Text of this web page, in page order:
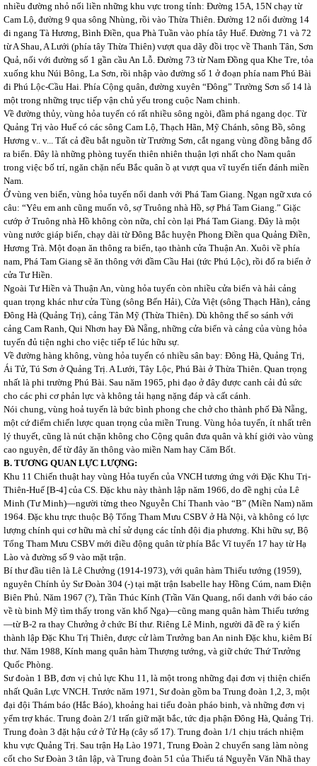
nhiều đường nhỏ nối liền những khu vực trong tỉnh: Đường 15A, 15N chạy từ
Cam Lộ, đường 9 qua sông Nhùng, rồi vào Thừa Thiên. Đường 12 nối đường 14
đi ngang Tà Hương, Bình Điền, qua Phà Tuần vào phía tây Huế. Đường 71 và 72
từ A Shau, A Lưới (phía tây Thừa Thiên) vượt qua dãy đồi trọc về Thanh Tân, Sơn
Quả, nối với đường số 1 gần cầu An Lỗ. Đường 73 từ Nam Đồng qua Khe Tre, tỏa
xuống khu Núi Bông, La Sơn, rồi nhập vào đường số 1 ở đoạn phía nam Phú Bài
đi Phú Lộc-Cầu Hai. Phía Cộng quân, đường xuyên “Đông” Trường Sơn số 14 là
một trong những trục tiếp vận chủ yếu trong cuộc Nam chinh.
Về đường thủy, vùng hỏa tuyến có rất nhiều sông ngòi, đầm phá ngang dọc. Từ
Quảng Trị vào Huế có các sông Cam Lộ, Thạch Hãn, Mỹ Chánh, sông Bồ, sông
Hương v.. v... Tất cả đều bắt nguồn từ Trường Sơn, cắt ngang vùng đồng bằng đổ
ra biển. Đây là những phòng tuyến thiên nhiên thuận lợi nhất cho Nam quân
trong việc bố trí, ngăn chặn nếu Bắc quân ồ ạt vượt qua vĩ tuyến tiến đánh miền
Nam.
Ở vùng ven biển, vùng hỏa tuyến nổi danh với Phá Tam Giang. Ngạn ngữ xưa có
câu: “Yêu em anh cũng muốn vô, sợ Truông nhà Hồ, sợ Phá Tam Giang.” Giặc
cướp ở Truông nhà Hồ không còn nữa, chỉ còn lại Phá Tam Giang. Đây là một
vùng nước giáp biển, chạy dài từ Đông Bắc huyện Phong Điền qua Quảng Điền,
Hương Trà. Một đoạn ăn thông ra biển, tạo thành cửa Thuận An. Xuôi về phía
nam, Phá Tam Giang sẽ ăn thông với đầm Cầu Hai (tức Phú Lộc), rồi đổ ra biển ở
cửa Tư Hiền.
Ngoài Tư Hiền và Thuận An, vùng hỏa tuyến còn nhiều cửa biển và hải cảng
quan trọng khác như cửa Tùng (sông Bến Hải), Cửa Việt (sông Thạch Hãn), cảng
Đông Hà (Quảng Trị), cảng Tân Mỹ (Thừa Thiên). Dù không thể so sánh với
cảng Cam Ranh, Qui Nhơn hay Đà Nẵng, những cửa biển và cảng của vùng hỏa
tuyến đủ tiện nghi cho việc tiếp tế lúc hữu sự.
Về đường hàng không, vùng hỏa tuyến có nhiều sân bay: Đông Hà, Quảng Trị,
Ái Tử, Tú Sơn ở Quảng Trị. A Lưới, Tây Lộc, Phú Bài ở Thừa Thiên. Quan trọng
nhất là phi trường Phú Bài. Sau năm 1965, phi đạo ở đây được canh cải đủ sức
cho các phi cơ phản lực và không tải hạng nặng đáp và cất cánh.
Nói chung, vùng hoả tuyến là bức bình phong che chở cho thành phố Đà Nẵng,
một cứ điểm chiến lược quan trọng của miền Trung. Vùng hỏa tuyến, ít nhất trên
lý thuyết, cũng là nút chặn không cho Cộng quân đưa quân và khí giới vào vùng
cao nguyên, để từ đây ăn thông vào miền Nam hay Căm Bốt.
B. TƯƠNG QUAN LỰC LƯỢNG:
Khu 11 Chiến thuật hay vùng Hỏa tuyến của VNCH tương ứng với Đặc Khu Trị-
Thiên-Huế [B-4] của CS. Đặc khu này thành lập năm 1966, do đề nghị của Lê
Minh (Tư Minh)—người từng theo Nguyễn Chí Thanh vào “B” (Miền Nam) năm
1964. Đặc khu trực thuộc Bộ Tổng Tham Mưu CSBV ở Hà Nội, và không có lực
lượng chính qui cơ hữu mà chỉ sử dụng các tỉnh đội địa phương. Khi hữu sự, Bộ
Tổng Tham Mưu CSBV mới điều động quân từ phía Bắc Vĩ tuyến 17 hay từ Hạ
Lào và đường số 9 vào mặt trận.
Bí thư đầu tiên là Lê Chưởng (1914-1973), với quân hàm Thiếu tướng (1959),
nguyên Chính ủy Sư Đoàn 304 (-) tại mặt trận Isabelle hay Hồng Cúm, nam Điện
Biên Phủ. Năm 1967 (?), Trần Thúc Kính (Trần Văn Quang, nổi danh với báo cáo
về tù binh Mỹ tìm thấy trong văn khố Nga)—cũng mang quân hàm Thiếu tướng
—từ B-2 ra thay Chưởng ở chức Bí thư. Riêng Lê Minh, người đã đề ra ý kiến
thành lập Đặc Khu Trị Thiên, được cử làm Trưởng ban An ninh Đặc khu, kiêm Bí
thư. Năm 1988, Kính mang quân hàm Thượng tướng, và giữ chức Thứ Trưởng
Quốc Phòng.
Sư đoàn 1 BB, đơn vị chủ lực Khu 11, là một trong những đại đơn vị thiện chiến
nhất Quân Lực VNCH. Trước năm 1971, Sư đoàn gồm ba Trung đoàn 1,2, 3, một
đại đội Thám báo (Hắc Báo), khoảng hai tiểu đoàn pháo binh, và những đơn vị
yểm trợ khác. Trung đoàn 2/1 trấn giữ mặt bắc, tức địa phận Đông Hà, Quảng Trị.
Trung đoàn 3 đặt hậu cứ ở Tử Hạ (cây số 17). Trung đoàn 1/1 chịu trách nhiệm
khu vực Quảng Trị. Sau trận Hạ Lào 1971, Trung Đoàn 2 chuyển sang làm nòng
cốt cho Sư Đoàn 3 tân lập, và Trung đoàn 51 của Thiếu tá Nguyễn Văn Nhã thay